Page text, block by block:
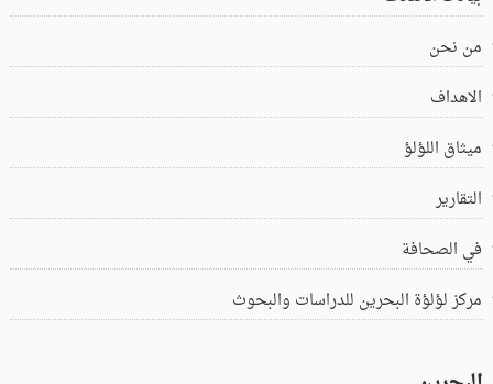
من نحن
الاهداف
ميثاق اللؤلؤ
التقارير
في الصحافة
مركز لؤلؤة البحرين للدراسات والبحوث